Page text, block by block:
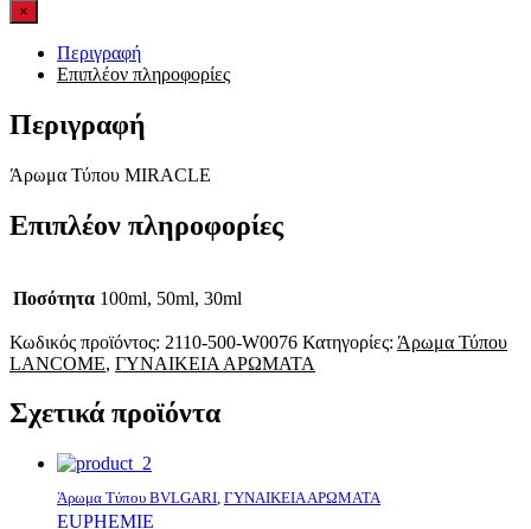
×
Περιγραφή
Επιπλέον πληροφορίες
Περιγραφή
Άρωμα Τύπου MIRACLE
Επιπλέον πληροφορίες
Ποσότητα 100ml, 50ml, 30ml
Κωδικός προϊόντος: 2110-500-W0076 Κατηγορίες: Άρωμα Τύπου
LANCOME, ΓΥΝΑΙΚΕΙΑ ΑΡΩΜΑΤΑ
Σχετικά προϊόντα
Άρωμα Τύπου BVLGARI, ΓΥΝΑΙΚΕΙΑ ΑΡΩΜΑΤΑ
EUPHEMIE